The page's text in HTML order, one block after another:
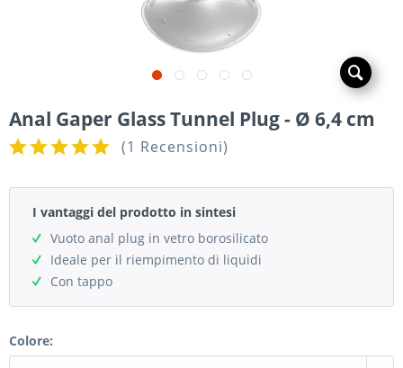
Anal Gaper Glass Tunnel Plug - Ø 6,4 cm
(1 Recensioni)
I vantaggi del prodotto in sintesi
Vuoto anal plug in vetro borosilicato
Ideale per il riempimento di liquidi
Con tappo
Colore: